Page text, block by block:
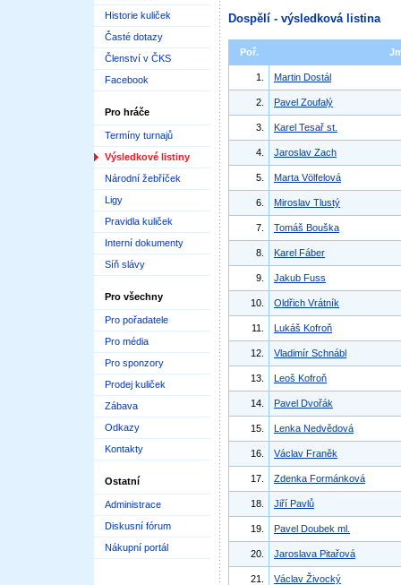
Historie kuliček
Časté dotazy
Členství v ČKS
Facebook
Pro hráče
Termíny turnajů
Výsledkové listiny
Národní žebříček
Ligy
Pravidla kuliček
Interní dokumenty
Síň slávy
Pro všechny
Pro pořadatele
Pro média
Pro sponzory
Prodej kuliček
Zábava
Odkazy
Kontakty
Ostatní
Administrace
Diskusní fórum
Nákupní portál
Dospělí - výsledková listina
Poř.
1. Martin Dostál
2. Pavel Zoufalý
3. Karel Tesař st.
4. Jaroslav Zach
5. Marta Völfelová
6. Miroslav Tlustý
7. Tomáš Bouška
8. Karel Fáber
9. Jakub Fuss
10. Oldřich Vrátník
11. Lukáš Kofroň
12. Vladimír Schnábl
13. Leoš Kofroň
14. Pavel Dvořák
15. Lenka Nedvědová
16. Václav Franěk
17. Zdenka Formánková
18. Jiří Pavlů
19. Pavel Doubek ml.
20. Jaroslava Pitařová
21. Václav Živocký